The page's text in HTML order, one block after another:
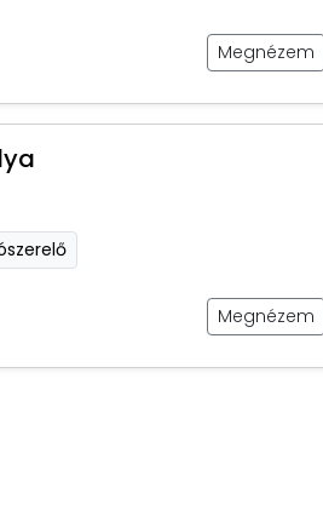
Megnézem
Megnézem